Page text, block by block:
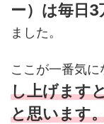
ー）は毎日3
ました。
ここが一番気に
し上げます
と思います